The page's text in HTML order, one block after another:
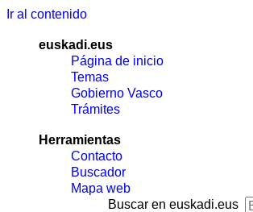
Ir al contenido
euskadi.eus
Página de inicio
Temas
Gobierno Vasco
Trámites
Herramientas
Contacto
Buscador
Mapa web
Buscar en euskadi.eus